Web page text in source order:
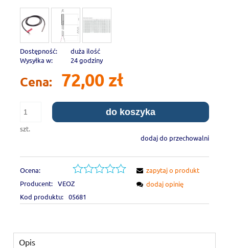
Dostępność:
duża ilość
Wysyłka w:
24 godziny
Cena: 72,00 zł
szt.
do koszyka
dodaj do przechowalni
Ocena:
Producent: VEOZ
Kod produktu: 05681
zapytaj o produkt
dodaj opinię
Opis